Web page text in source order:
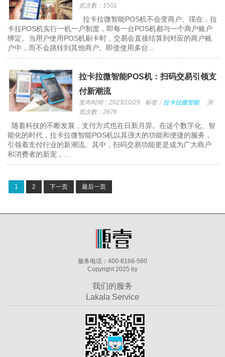
览次数：1501
拉卡拉微智能POS机不会变商户。现在，拉
卡拉POS机实行一机一户制度，即每一台POS机都与一个商户账户
绑定。当用户使用POS机刷卡时，交易会直接结算到对应的商户账
户中，而不会跳转到其他商户。即使使用多台...
拉卡拉微智能POS机：扫码交易引领支
付新潮流
发布时间：2023/10/29 标签： 拉卡拉微智能
浏
览次数：2676
随着科技的不断发展，支付方式也在日新月异。在这个数字化、智
能化的时代，拉卡拉微智能POS机以其强大的功能和便捷的服务，
引领着支付行业的新潮流。其中，扫码交易功能更是成为广大商户
和消费者的新宠，...
1 2 下一页 最后一页
服务电话：400-8166-560
Copyright 2025 by
我们的服务
Lakala Service